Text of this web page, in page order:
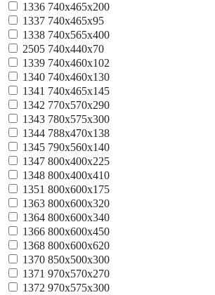
1336 740x465x200
1337 740x465x95
1338 740x565x400
2505 740х440х70
1339 740х460х102
1340 740х460х130
1341 740х465х145
1342 770x570x290
1343 780x575x300
1344 788х470х138
1345 790x560x140
1347 800x400x225
1348 800x400x410
1351 800x600x175
1363 800х600х320
1364 800х600х340
1366 800х600х450
1368 800х600х620
1370 850x500x300
1371 970х570х270
1372 970х575х300